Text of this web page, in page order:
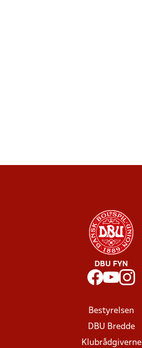
DBU FYN
Bestyrelsen
DBU Bredde
Klubrådgiverne